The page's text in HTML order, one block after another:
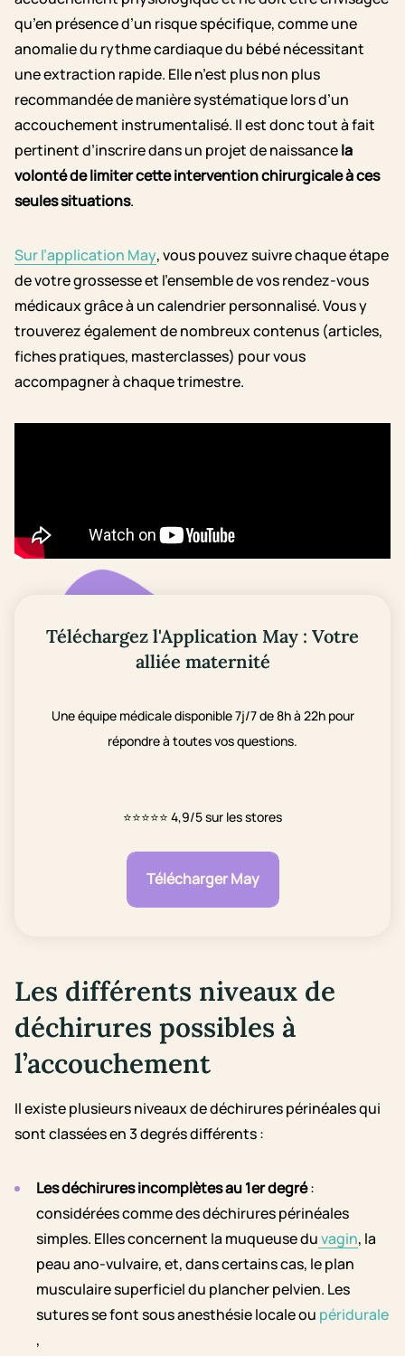
qu’en présence d’un risque spécifique, comme une
anomalie du rythme cardiaque du bébé nécessitant
une extraction rapide. Elle n’est plus non plus
recommandée de manière systématique lors d’un
accouchement instrumentalisé. Il est donc tout à fait
pertinent d’inscrire dans un projet de naissancela
volonté de limiter cette intervention chirurgicale à ces
seules situations.
Sur l’application May, vous pouvez suivre chaque étape
de votre grossesse et l’ensemble de vos rendez-vous
médicaux grâce à un calendrier personnalisé. Vous y
trouverez également de nombreux contenus (articles,
fiches pratiques, masterclasses) pour vous
accompagner à chaque trimestre.
Téléchargez l'Application May : Votre
alliée maternité
Une équipe médicale disponible 7j/7 de 8h à 22h pour
répondre à toutes vos questions.
⭐⭐⭐⭐⭐ 4,9/5 sur les stores
Télécharger May
Les différents niveaux de
déchirures possibles à
l’accouchement
Il existe plusieurs niveaux de déchirures périnéales qui
sont classées en 3 degrés différents :
Les déchirures incomplètes au 1er degré:
considérées comme des déchirures périnéales
simples. Elles concernent la muqueuse duvagin, la
peau ano-vulvaire, et, dans certains cas, le plan
musculaire superficiel du plancher pelvien. Les
sutures se font sous anesthésie locale ou péridurale
,